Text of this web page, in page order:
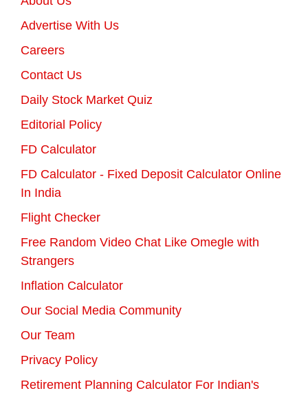
Advertise With Us
Careers
Contact Us
Daily Stock Market Quiz
Editorial Policy
FD Calculator
FD Calculator - Fixed Deposit Calculator Online
In India
Flight Checker
Free Random Video Chat Like Omegle with
Strangers
Inflation Calculator
Our Social Media Community
Our Team
Privacy Policy
Retirement Planning Calculator For Indian's